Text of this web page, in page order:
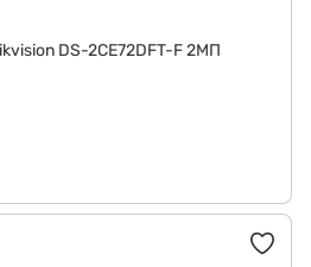
DS-2CE72DFT-F 2МП